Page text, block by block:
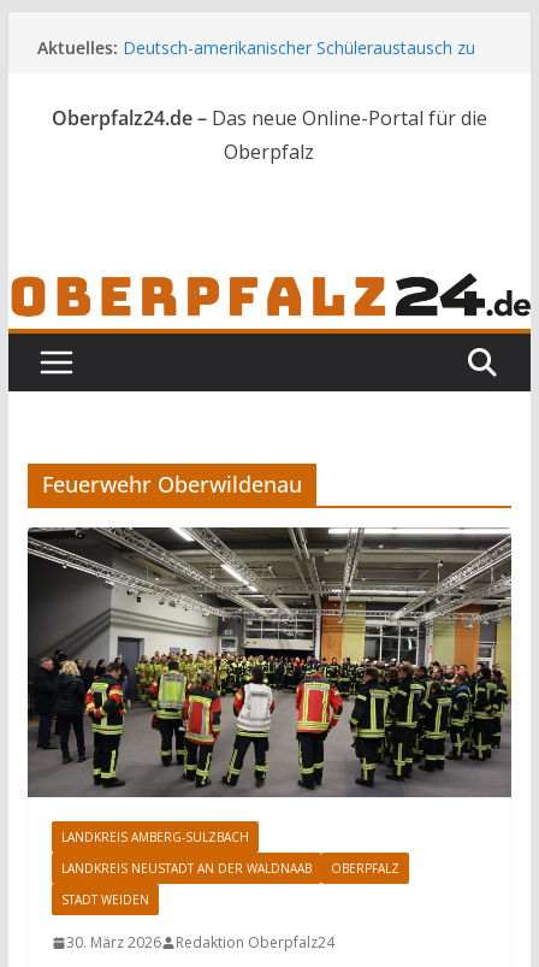
Inhalt
Aktuelles: Deutsch-amerikanischer Schüleraustausch zu
Unbekannte versuchen in Gebäude in Reuth
einzubrechen
Audi prallt gegen Brückengeländer in Weiden
Oberpfalz24.de – Das neue Online-Portal für die
Oberpfalz
Feuerwehr Oberwildenau
LANDKREIS AMBERG-SULZBACH
LANDKREIS NEUSTADT AN DER WALDNAAB
OBERPFALZ
STADT WEIDEN
30. März 2026 Redaktion Oberpfalz24